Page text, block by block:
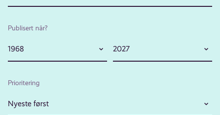
Publisert når?
1968 2027
Prioritering
Nyeste først